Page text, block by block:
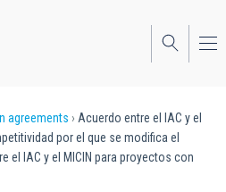
agreements
Acuerdo entre el IAC y el
por el que se modifica el
el IAC y el MICIN para proyectos con